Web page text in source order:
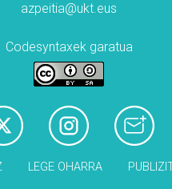
azpeitia@ukt.eus
Codesyntaxek garatua
LEGE OHARRA